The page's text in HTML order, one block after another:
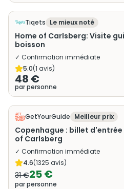
Tiqets Le mieux noté
Home of Carlsberg: Visite
boisson
✓ Confirmation immédiate
5.0(1 avis)
48 €
par personne
GetYourGuide Meilleur prix
Copenhague : billet
of Carlsberg
✓ Confirmation immédiate
4.6(1325 avis)
31 €25 €
par personne